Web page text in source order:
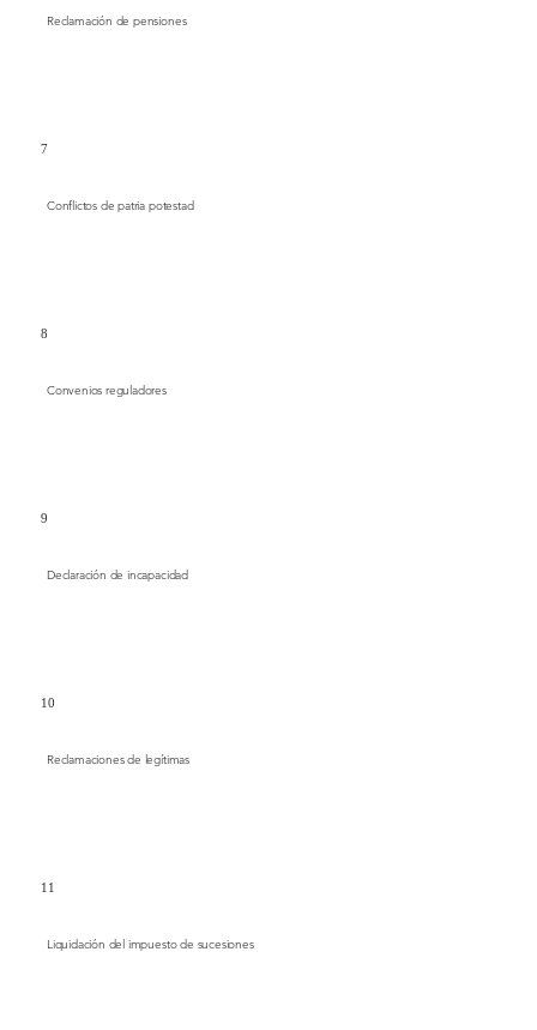
Reclamación de pensiones
Conflictos de patria potestad
7
Convenios reguladores
8
Declaración de incapacidad
9
Reclamaciones de legítimas
10
Liquidación del impuesto de sucesiones
11